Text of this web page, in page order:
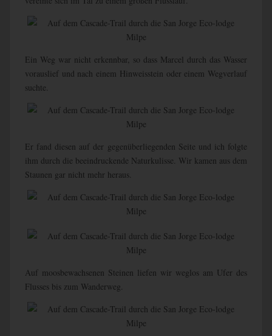
Ein Weg war nicht erkennbar, so dass Marcel durch das Wasser
vorauslief und nach einem Hinweisstein oder einem Wegverlauf
suchte.
Er fand diesen auf der gegenüberliegenden Seite und ich folgte
ihm durch die beeindruckende Naturkulisse. Wir kamen aus dem
Staunen gar nicht mehr heraus.
Auf moosbewachsenen Steinen liefen wir weglos am Ufer des
Flusses bis zum Wanderweg.